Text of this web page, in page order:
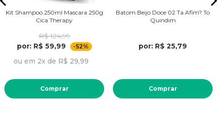
Kit Shampoo 250ml Mascara 250g
Cica Therapy
R$ 124,99
por: R$ 59,99
-52%
ou em 2x de R$ 29,99
Comprar
Batom Beijo Doce 02 Ta Afim? To
Quindim
por: R$ 25,79
Comprar